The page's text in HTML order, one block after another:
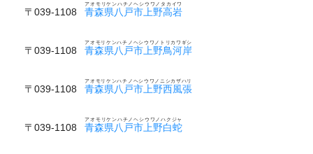
〒039-1108 青森県八戸市上野高岩
アオモリケンハチノヘシウワノタカイワ
〒039-1108 青森県八戸市上野鳥河岸
アオモリケンハチノヘシウワノトリカワギシ
〒039-1108 青森県八戸市上野西風張
アオモリケンハチノヘシウワノニシカザハリ
〒039-1108 青森県八戸市上野白蛇
アオモリケンハチノヘシウワノハクジャ